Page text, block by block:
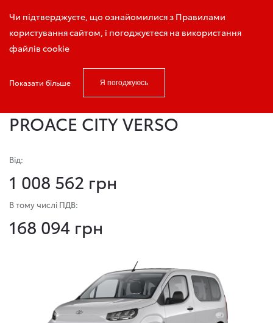
Чи підтверджуєте, що ознайомилися з Правилами
користування сайтом, і погоджуєтеся на використання
файлів cookie
Показати більше Я погоджуюсь
Запис на тест-драйв
Головна Модельний ряд PROACE CITY VERSO
PROACE CITY VERSO
Від:
1 008 562 грн
В тому числі ПДВ:
168 094 грн